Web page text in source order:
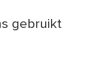
gebruikt